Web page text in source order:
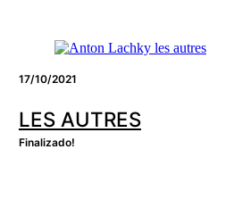
17/10/2021
LES AUTRES
Finalizado!